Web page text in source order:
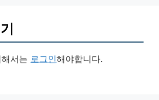
서는 로그인해야합니다.